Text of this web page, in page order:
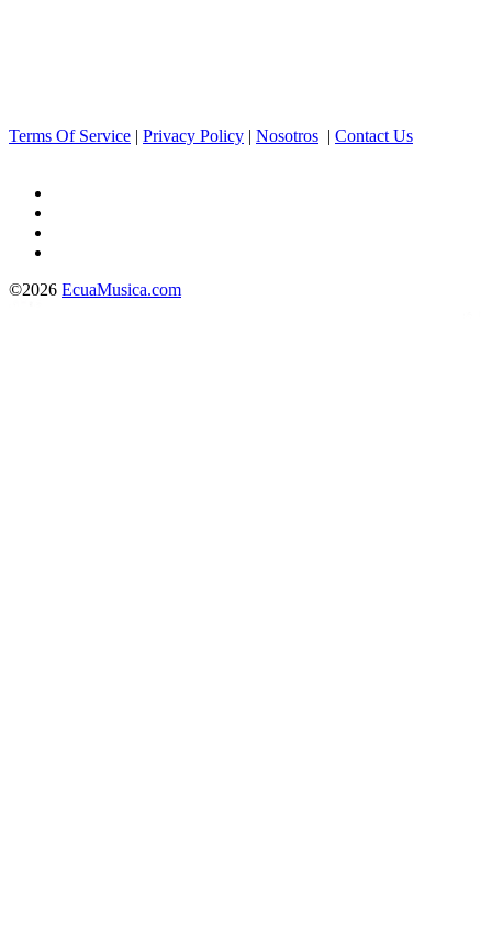
Terms Of Service | Privacy Policy | Nosotros | Contact Us
©2026 EcuaMusica.com